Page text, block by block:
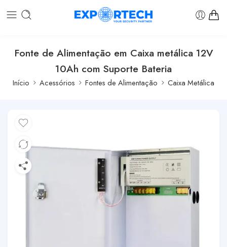
Fonte de Alimentação em Caixa metálica 12V
10Ah com Suporte Bateria
Início Acessórios Fontes de Alimentação Caixa Metálica